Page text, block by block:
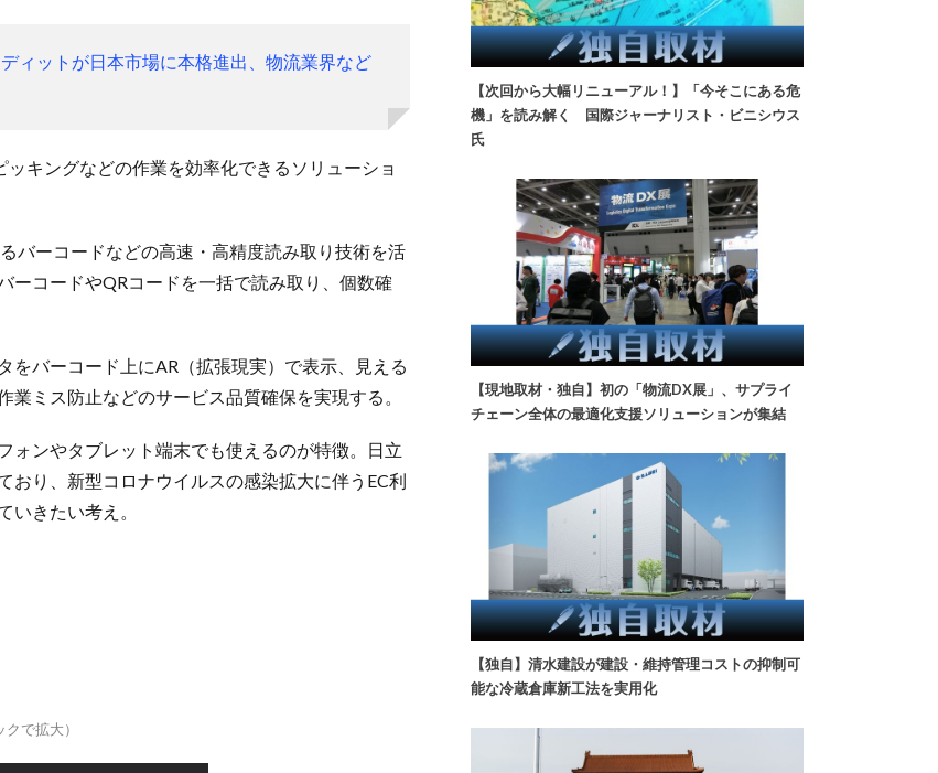
ィットが日本市場に本格進出、物流業界など
キングなどの作業を効率化できるソリューショ
バーコードなどの高速・高精度読み取り技術を活
ーコードやQRコードを一括で読み取り、個数確
をバーコード上にAR（拡張現実）で表示、見える
ミス防止などのサービス品質確保を実現する。
ォンやタブレット端末でも使えるのが特徴。日立
おり、新型コロナウイルスの感染拡大に伴うEC利
いきたい考え。
で拡大）
【次回から大幅リニューアル！】「今そこにある危
機」を読み解く 国際ジャーナリスト・ビニシウス
氏
【現地取材・独自】初の「物流DX展」、サプライ
チェーン全体の最適化支援ソリューションが集結
【独自】清水建設が建設・維持管理コストの抑制可
能な冷蔵倉庫新工法を実用化